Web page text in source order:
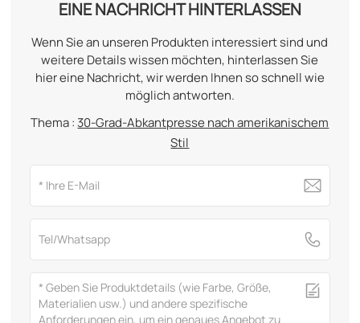
EINE NACHRICHT HINTERLASSEN
Wenn Sie an unseren Produkten interessiert sind und
weitere Details wissen möchten, hinterlassen Sie
hier eine Nachricht, wir werden Ihnen so schnell wie
möglich antworten.
Thema : 30-Grad-Abkantpresse nach amerikanischem
Stil